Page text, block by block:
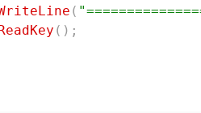
(
( ) ;